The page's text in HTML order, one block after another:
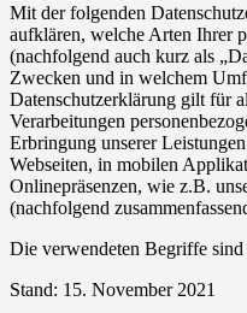
Mit der folgenden
aufklären, welche Arten Ihrer
(nachfolgend auch kurz als
Zwecken und in welchem
Datenschutzerklärung gilt für
Verarbeitungen
Erbringung unserer
Webseiten, in mobilen
Onlinepräsenzen, wie z.B.
(nachfolgend
Die verwendeten Begriffe
Stand: 15. November 2021